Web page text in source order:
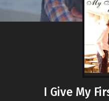
I Give My